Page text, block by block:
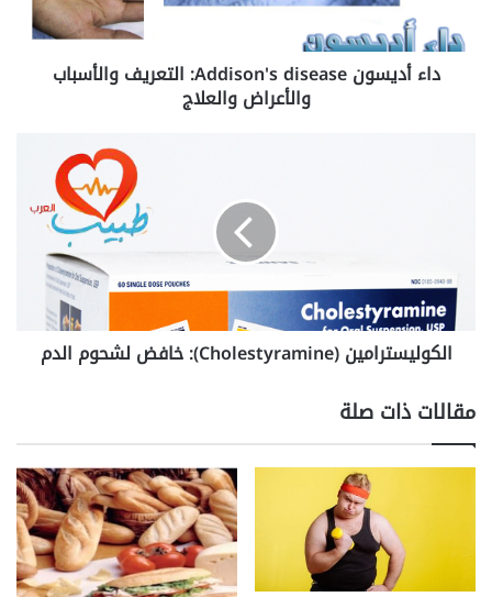
والعلاج
داء أديسون Addison's disease: التعريف والأسباب
والأعراض والعلاج
الكوليسترامين (Cholestyramine): خافض لشحوم الدم
مقالات ذات صلة